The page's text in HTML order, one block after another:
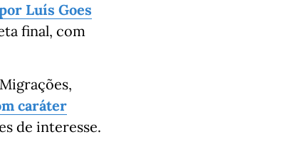
Luís Goes
final, com
caráter
de interesse.